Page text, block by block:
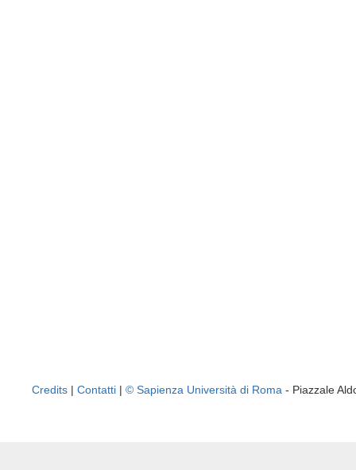
Credits | Contatti | © Sapienza Università di Roma - Piazzale